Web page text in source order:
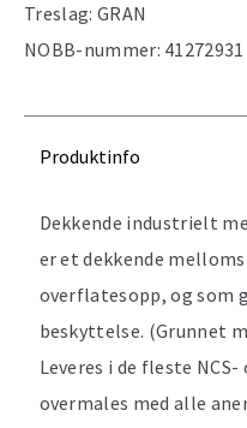
Treslag: GRAN
NOBB-nummer: 41272931
Produktinfo
Dekkende industrielt
er et dekkende
overflatesopp, og som
beskyttelse. (Grunnet
Leveres i de fleste
overmales med alle